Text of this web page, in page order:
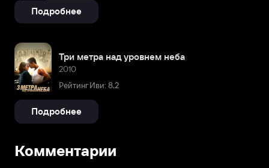
Подробнее
Три метра над уровнем неба
2010
Рейтинг Иви: 8,2
Подробнее
Комментарии